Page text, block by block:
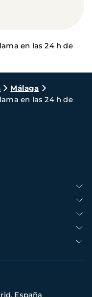
en las 24 h de
Málaga
en las 24 h de
España